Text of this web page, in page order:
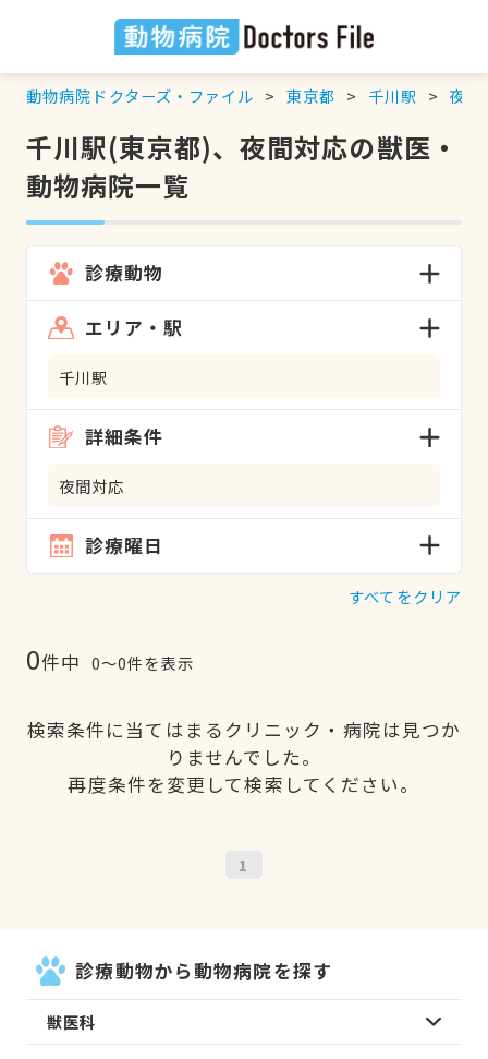
動物病院ドクターズ・ファイル 東京都 千川駅 夜間
千川駅(東京都)、夜間対応の獣医・
動物病院一覧
診療動物
エリア・駅
千川駅
詳細条件
夜間対応
診療曜日
すべてをクリア
0件中 0〜0件を表示
検索条件に当てはまるクリニック・病院は見つか
りませんでした。
再度条件を変更して検索してください。
1
診療動物から動物病院を探す
獣医科